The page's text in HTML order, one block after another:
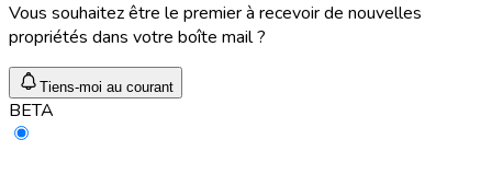
Vous souhaitez être le premier à recevoir de nouvelles
propriétés dans votre boîte mail ?
Tiens-moi au courant
BETA